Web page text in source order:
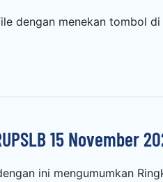
dengan menekan tombol di
15 November
ini mengumumkan